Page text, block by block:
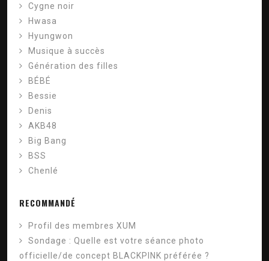
Cygne noir
Hwasa
Hyungwon
Musique à succès
Génération des filles
BÉBÉ
Bessie
Denis
AKB48
Big Bang
BSS
Chenlé
RECOMMANDÉ
Profil des membres XUM
Sondage : Quelle est votre séance photo
officielle/de concept BLACKPINK préférée ?